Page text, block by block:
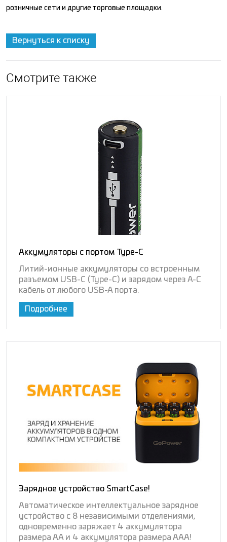
розничные сети и другие торговые площадки.
Вернуться к списку
Смотрите также
Аккумуляторы с портом Type-C
Литий-ионные аккумуляторы со встроенным
разъемом USB-C (Type-C) и зарядом через A-C
кабель от любого USB-A порта.
Подробнее
Зарядное устройство SmartCase!
Автоматическое интеллектуальное зарядное
устройство с 8 независимыми отделениями,
одновременно заряжает 4 аккумулятора
размера АА и 4 аккумулятора размера ААА!